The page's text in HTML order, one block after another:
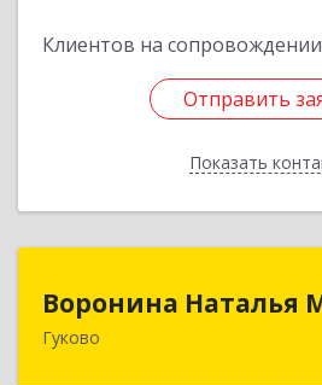
Клиентов на сопровождении
Отправить
Показать
Отправить
Назад
Воронина Наталья
Гуково
Воронина